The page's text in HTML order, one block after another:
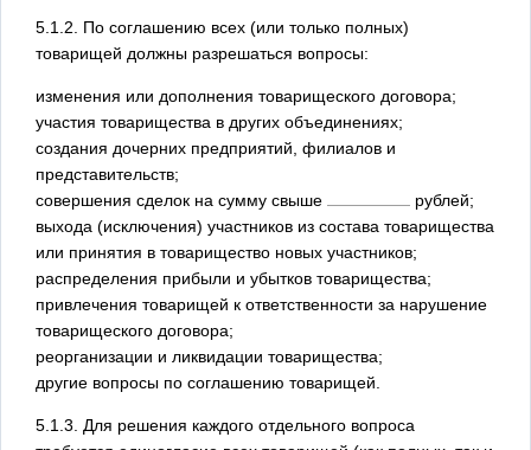
5.1.2. По соглашению всех (или только полных)
товарищей должны разрешаться вопросы:
изменения или дополнения товарищеского договора;
участия товарищества в других объединениях;
создания дочерних предприятий, филиалов и
представительств;
совершения сделок на сумму свыше
рублей;
выхода (исключения) участников из состава товарищества
или принятия в товарищество новых участников;
распределения прибыли и убытков товарищества;
привлечения товарищей к ответственности за нарушение
товарищеского договора;
реорганизации и ликвидации товарищества;
другие вопросы по соглашению товарищей.
5.1.3. Для решения каждого отдельного вопроса